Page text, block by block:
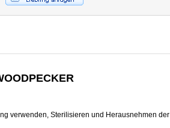
verwenden, Sterilisieren und Herausnehmen der